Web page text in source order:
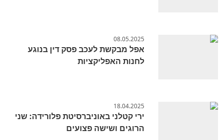
08.05.2025
אפל מבקשת לעכב פסק דין בנוגע
לחנות האפליקציות
18.04.2025
ירי קטלני באוניברסיטת פלורידה: שני
הרוגים ושישה פצועים